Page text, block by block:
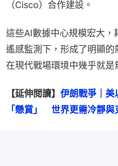
（Cisco）合作建設。
這些AI數據中心規模宏大
遙感監測下，形成了明顯的
在現代戰場環境中幾乎就是
【延伸閲讀】 伊朗戰爭｜美
「懸賞」　世界更需冷靜與